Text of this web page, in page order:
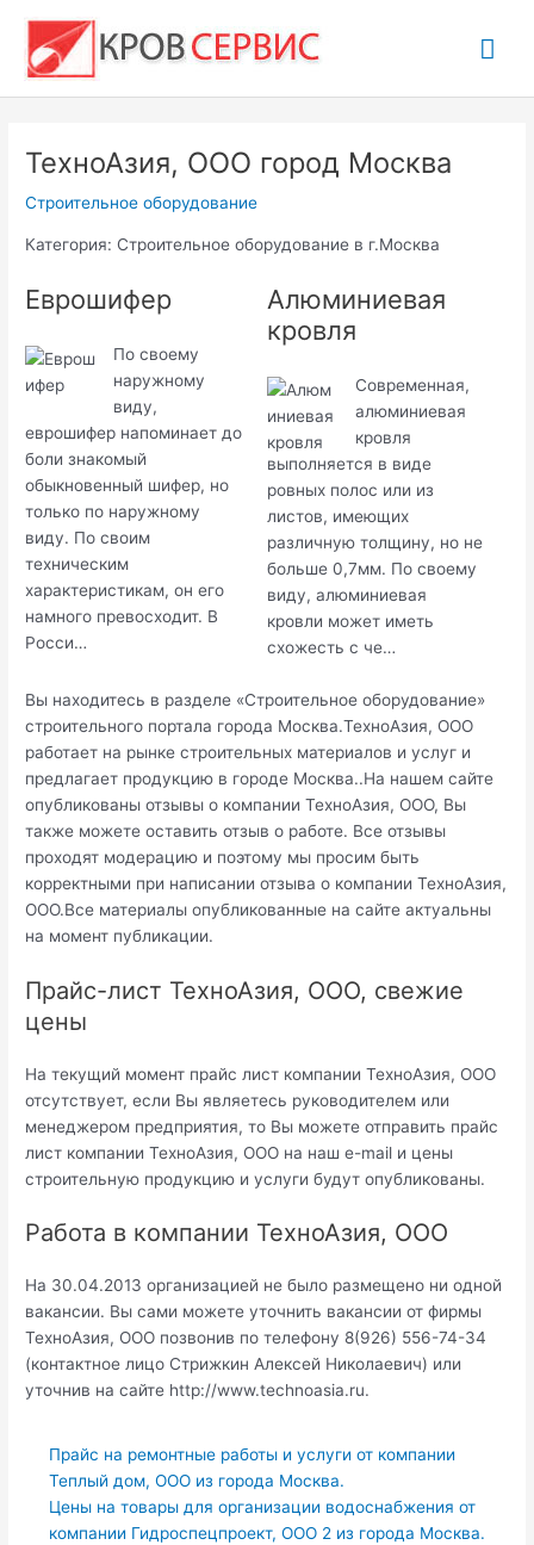
содержимому
ТехноАзия, ООО город Москва
Строительное оборудование
Категория: Строительное оборудование в г.Москва
Еврошифер
По своему
наружному
виду,
еврошифер напоминает до
боли знакомый
обыкновенный шифер, но
только по наружному
виду. По своим
техническим
характеристикам, он его
намного превосходит. В
Росси…
Алюминиевая
кровля
Современная,
алюминиевая
кровля
выполняется в виде
ровных полос или из
листов, имеющих
различную толщину, но не
больше 0,7мм. По своему
виду, алюминиевая
кровли может иметь
схожесть с че…
Вы находитесь в разделе «Строительное оборудование»
строительного портала города Москва.ТехноАзия, ООО
работает на рынке строительных материалов и услуг и
предлагает продукцию в городе Москва..На нашем сайте
опубликованы отзывы о компании ТехноАзия, ООО, Вы
также можете оставить отзыв о работе. Все отзывы
проходят модерацию и поэтому мы просим быть
корректными при написании отзыва о компании ТехноАзия,
ООО.Все материалы опубликованные на сайте актуальны
на момент публикации.
Прайс-лист ТехноАзия, ООО, свежие
цены
На текущий момент прайс лист компании ТехноАзия, ООО
отсутствует, если Вы являетесь руководителем или
менеджером предприятия, то Вы можете отправить прайс
лист компании ТехноАзия, ООО на наш e-mail и цены
строительную продукцию и услуги будут опубликованы.
Работа в компании ТехноАзия, ООО
На 30.04.2013 организацией не было размещено ни одной
вакансии. Вы сами можете уточнить вакансии от фирмы
ТехноАзия, ООО позвонив по телефону 8(926) 556-74-34
(контактное лицо Стрижкин Алексей Николаевич) или
уточнив на сайте http://www.technoasia.ru.
Прайс на ремонтные работы и услуги от компании
Теплый дом, ООО из города Москва.
Цены на товары для организации водоснабжения от
компании Гидроспецпроект, ООО 2 из города Москва.